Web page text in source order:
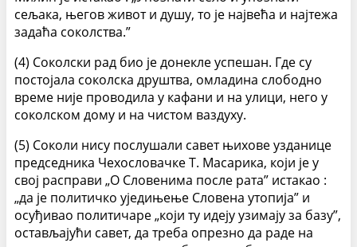
сељака, његов живот и душу, то је највећа и најтежа
задаћа соколства.”
(4) Соколски рад био је донекле успешан. Где су
постојала соколска друштва, омладина слободно
време није проводила у кафани и на улици, него у
соколском дому и на чистом ваздуху.
(5) Соколи нису послушали савет њихове узданице
председника Чехословачке Т. Масарика, који је у
свој расправи „О Словенима после рата” истакао :
„да је политичко уједињење Словена утопија” и
осуђивао политичаре „који ту идеју узимају за базу”,
остављајући савет, да треба опрезно да раде на